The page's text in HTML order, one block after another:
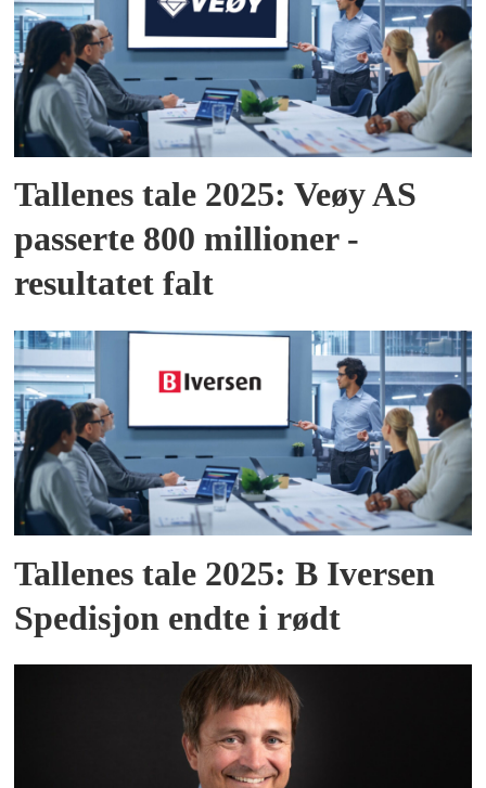
Tallenes tale 2025: Veøy AS
passerte 800 millioner -
resultatet falt
Tallenes tale 2025: B Iversen
Spedisjon endte i rødt